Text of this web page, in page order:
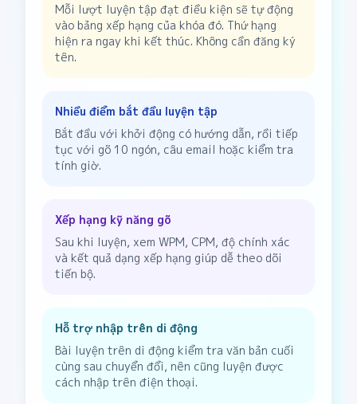
Mỗi lượt luyện tập đạt điều kiện sẽ tự động
vào bảng xếp hạng của khóa đó. Thứ hạng
hiện ra ngay khi kết thúc. Không cần đăng ký
tên.
Nhiều điểm bắt đầu luyện tập
Bắt đầu với khởi động có hướng dẫn, rồi tiếp
tục với gõ 10 ngón, câu email hoặc kiểm tra
tính giờ.
Xếp hạng kỹ năng gõ
Sau khi luyện, xem WPM, CPM, độ chính xác
và kết quả dạng xếp hạng giúp dễ theo dõi
tiến bộ.
Hỗ trợ nhập trên di động
Bài luyện trên di động kiểm tra văn bản cuối
cùng sau chuyển đổi, nên cũng luyện được
cách nhập trên điện thoại.